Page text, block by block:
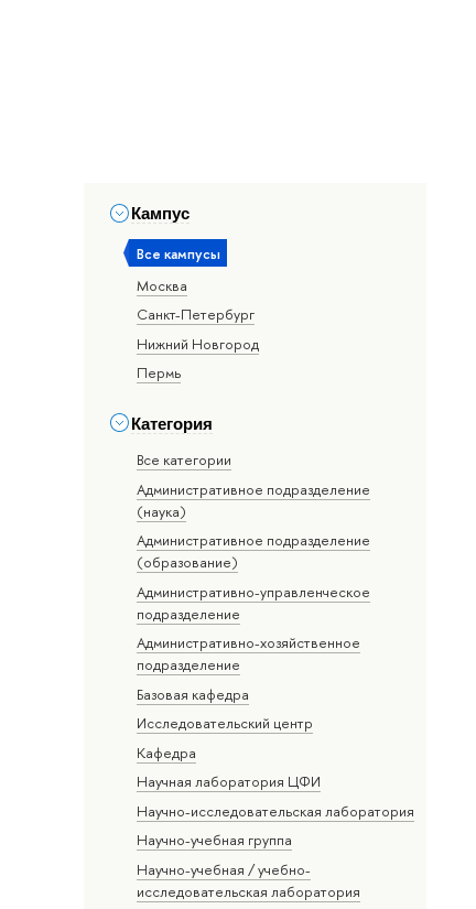
Кампус
Все кампусы
Москва
Санкт-Петербург
Нижний Новгород
Пермь
Категория
Все категории
Административное подразделение
(наука)
Административное подразделение
(образование)
Административно-управленческое
подразделение
Административно-хозяйственное
подразделение
Базовая кафедра
Исследовательский центр
Кафедра
Научная лаборатория ЦФИ
Научно-исследовательская лаборатория
Научно-учебная группа
Научно-учебная / учебно-
исследовательская лаборатория